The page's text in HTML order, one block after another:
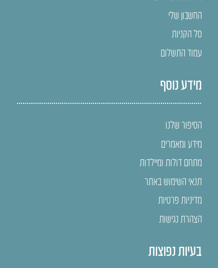
החשבון שלי
סל הקניות
עמוד התשלום
מידע נוסף
הסיפור שלנו
מידע ומאמרים
מתחם דולות ומיילדות
תנאי השימוש באתר
מדיניות פרטיות
הצהרת נגישות
בעיות נפוצות